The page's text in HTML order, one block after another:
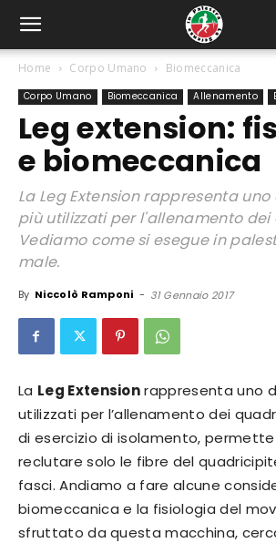
Home Corpo Umano Biomeccanica
Corpo Umano Biomeccanica Allenamento
Leg extension:
e biomeccanica
La Leg Extension rappresenta
più utilizzati per l'allenamento
Vediamo come si esegue in
male.
By Niccolò Ramponi - 31 Gennaio 2017
La Leg Extensionrappresenta uno
utilizzati per l’allenamento dei
di esercizio di isolamento,
reclutare solo le fibre del
fasci. Andiamo a fare alcune
biomeccanica e la fisiologia del
sfruttato da questa macchina,